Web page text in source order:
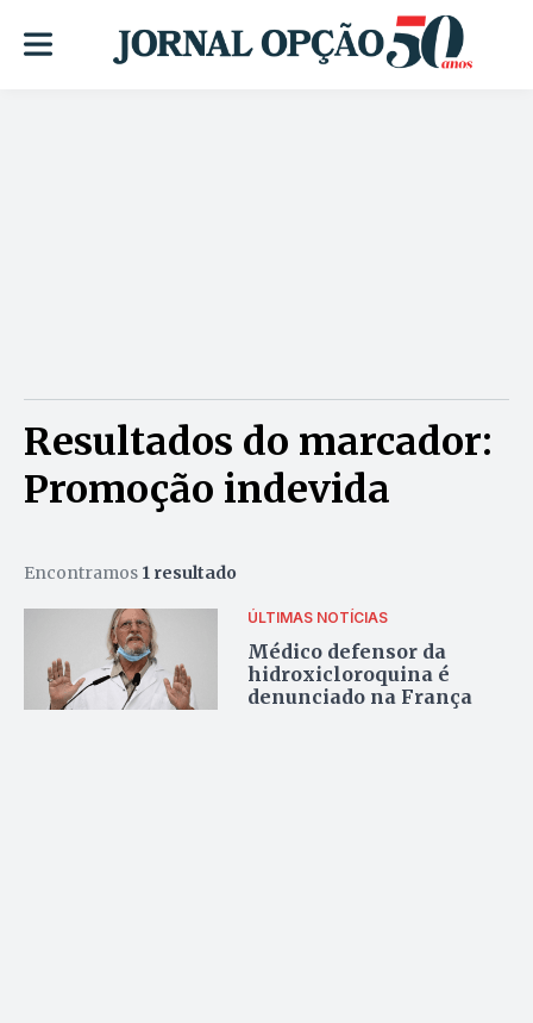
Resultados do marcador:
Promoção indevida
Encontramos 1 resultado
ÚLTIMAS NOTÍCIAS
Médico defensor da
hidroxicloroquina é
denunciado na França